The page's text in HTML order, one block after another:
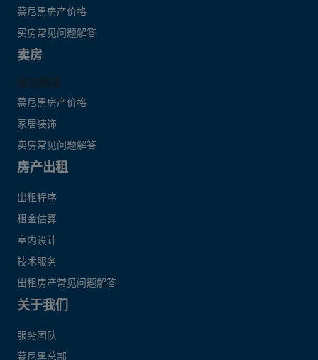
慕尼黑房产价格
买房常见问题解答
卖房
成功销售
慕尼黑房产价格
家居装饰
卖房常见问题解答
房产出租
出租程序
租金估算
室内设计
技术服务
出租房产常见问题解答
关于我们
服务团队
慕尼黑总部